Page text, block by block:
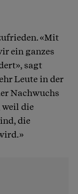
«Mit
ein ganzes
sagt
Leute in der
Nachwuchs
weil die
die